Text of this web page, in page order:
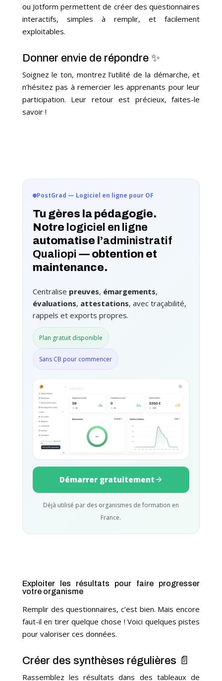
ou Jotform permettent de créer des questionnaires
interactifs, simples à remplir, et facilement
exploitables.
Donner envie de répondre ✨
Soignez le ton, montrez l’utilité de la démarche, et
n’hésitez pas à remercier les apprenants pour leur
participation. Leur retour est précieux, faites-le
savoir !
PostGrad — Logiciel en ligne pour OF
Tu gères la pédagogie.
Notre logiciel en ligne
automatise l’administratif
Qualiopi — obtention et
maintenance.
Centralise preuves, émargements,
évaluations, attestations, avec traçabilité,
rappels et exports propres.
Plan gratuit disponible
Sans CB pour commencer
Démarrer gratuitement
Déjà utilisé par des organismes de formation en
France.
Exploiter les résultats pour faire progresser
votre organisme
Remplir des questionnaires, c’est bien. Mais encore
faut-il en tirer quelque chose ! Voici quelques pistes
pour valoriser ces données.
Créer des synthèses régulières 📄
Rassemblez les résultats dans des tableaux de